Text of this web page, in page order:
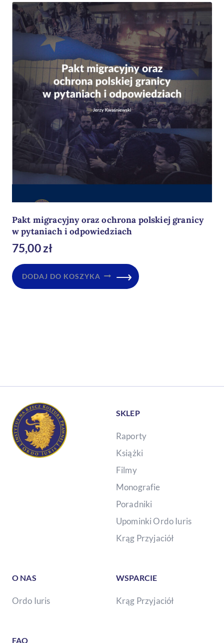
Pakt migracyjny oraz ochrona polskiej granicy
w pytaniach i odpowiedziach
75,00zł
DODAJ DO KOSZYKA
SKLEP
Raporty
Książki
Filmy
Monografie
Poradniki
Upominki Ordo Iuris
Krąg Przyjaciół
O NAS
Ordo Iuris
WSPARCIE
Krąg Przyjaciół
FAQ